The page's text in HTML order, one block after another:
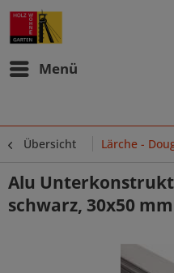
Menü
Übersicht Lärche -
Alu
schwarz, 30x50 mm